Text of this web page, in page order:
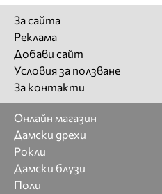
За сайта
Реклама
Добави сайт
Условия за ползване
За контакти
Онлайн магазин
Дамски дрехи
Рокли
Дамски блузи
Поли